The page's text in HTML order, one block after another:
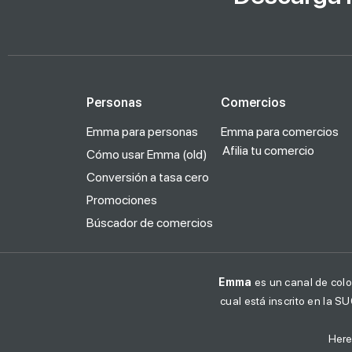
Personas
Emma para personas
Cómo usar Emma (old)
Conversión a tasa cero
Promociones
Búscador de comercios
Comercios
Emma para comercios
Afilia tu comercio
Emma es un canal de
cual está inscrito en la